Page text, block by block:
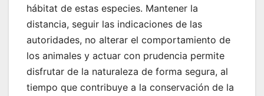
hábitat de estas especies. Mantener la
distancia, seguir las indicaciones de las
autoridades, no alterar el comportamiento de
los animales y actuar con prudencia permite
disfrutar de la naturaleza de forma segura, al
tiempo que contribuye a la conservación de la